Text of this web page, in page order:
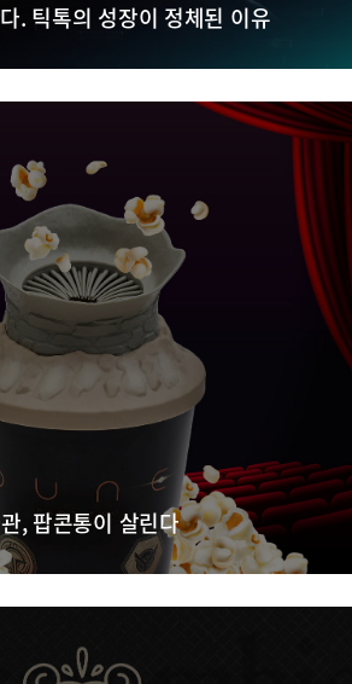
. 틱톡의 성장이 정체된 이유
, 팝콘통이 살린다